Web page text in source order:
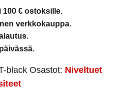
100 € ostoksille.
verkkokauppa.
black Osastot: Niveltuet